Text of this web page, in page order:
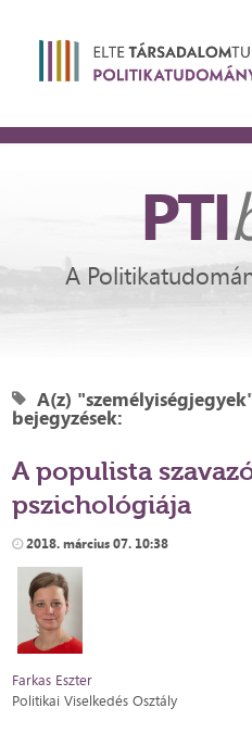
PTI
A
A(z)
bejegyzések:
A populista
pszichológiája
2018. március 07. 10:38
Farkas Eszter
Politikai Viselkedés Osztály